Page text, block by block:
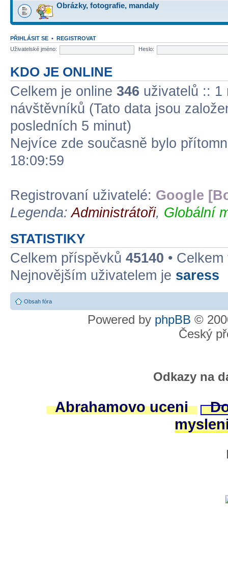
Obrázky, fotografie, mandaly
PŘIHLÁSIT SE • REGISTROVAT
Uživatelské jméno:
Heslo:
KDO JE ONLINE
Celkem je online 346 uživatelů :: 1
návštěvníků (Tato data jsou
posledních 5 minut)
Nejvíce zde současně bylo
18:09:59
Registrovaní uživatelé: Google
Legenda:Administrátoři, Globální
STATISTIKY
Celkem příspěvků 45140 •
Nejnovějším uživatelem je saress
Obsah fóra
Powered by phpBB ©
Český
Odkazy na
Abrahamovo uceni